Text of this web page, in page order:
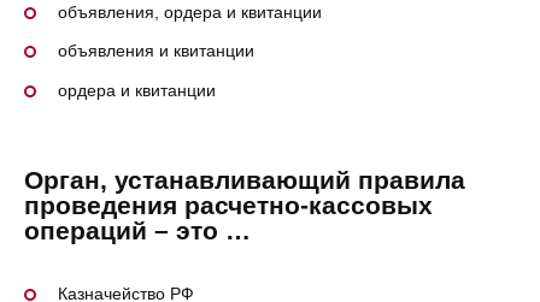
объявления, ордера и квитанции
объявления и квитанции
ордера и квитанции
Орган, устанавливающий правила
проведения расчетно-кассовых
операций – это …
Казначейство РФ